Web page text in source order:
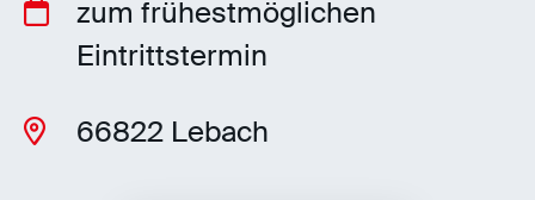
zum frühestmöglichen
Eintrittstermin
66822 Lebach
anonym. Diese Informationen helfen uns zu